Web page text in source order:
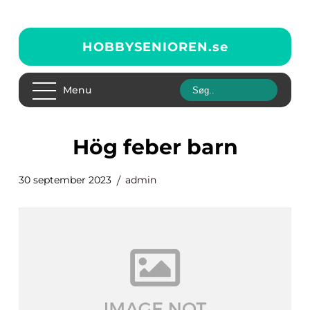
HOBBYSENIOREN.se
Menu
hög feber barn
30 september 2023 admin